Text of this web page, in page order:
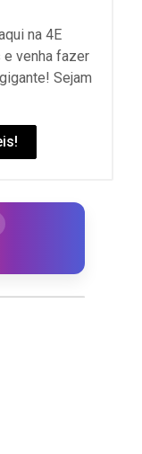
na 4E
venha fazer
Sejam